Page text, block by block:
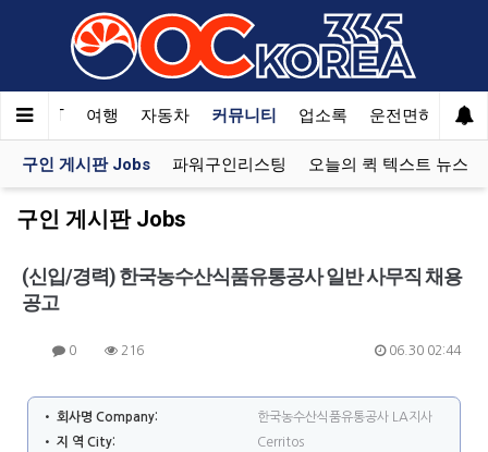
한국SAT 여행 자동차 커뮤니티 업소록 운전면허 문의
구인 게시판 Jobs 파워구인리스팅 오늘의 퀵 텍스트 뉴스
구인 게시판 Jobs
(신입/경력) 한국농수산식품유통공사 일반 사무직 채용
공고
0 216 06.30 02:44
• 회사명 Company:
한국농수산식품유통공사 LA지사
• 지 역 City:
Cerritos